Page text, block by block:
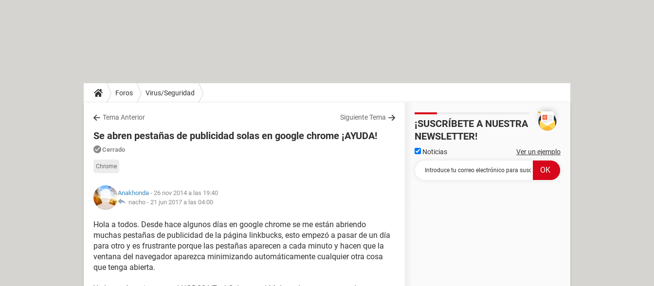
Foros Virus/Seguridad
Tema Anterior Siguiente Tema
Se abren pestañas de publicidad solas en google chrome ¡AYUDA!
Cerrado
Chrome
Anakhonda - 26 nov 2014 a las 19:40
nacho - 21 jun 2017 a las 04:00
Hola a todos. Desde hace algunos días en google chrome se me están abriendo
muchas pestañas de publicidad de la página linkbucks, esto empezó a pasar de un día
para otro y es frustrante porque las pestañas aparecen a cada minuto y hacen que la
ventana del navegador aparezca minimizando automáticamente cualquier otra cosa
que tenga abierta.
¡SUSCRÍBETE A NUESTRA
NEWSLETTER!
Noticias Ver un ejemplo